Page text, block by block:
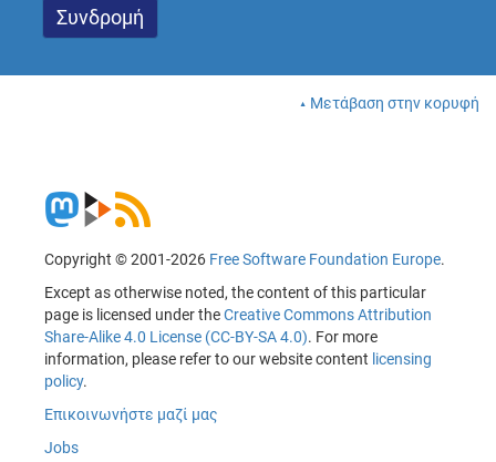
Μετάβαση στην κορυφή
Copyright © 2001-2026 Free Software Foundation Europe.
Except as otherwise noted, the content of this particular
page is licensed under theCreative Commons Attribution
Share-Alike 4.0 License (CC-BY-SA 4.0). For more
information, please refer to our website content licensing
policy.
Επικοινωνήστε μαζί μας
Jobs